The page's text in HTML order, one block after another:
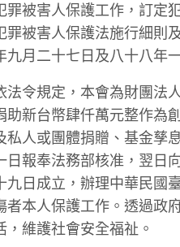
罪被害人保護工作，訂定
罪被害人保護法施行細則
九月二十七日及八十八年
法令規定，本會為財團法
助新台幣肆仟萬元整作為
私人或團體捐贈、基金孳
日報奉法務部核准，翌日
九日成立，辦理中華民國
者本人保護工作。透過政
，維護社會安全福祉。